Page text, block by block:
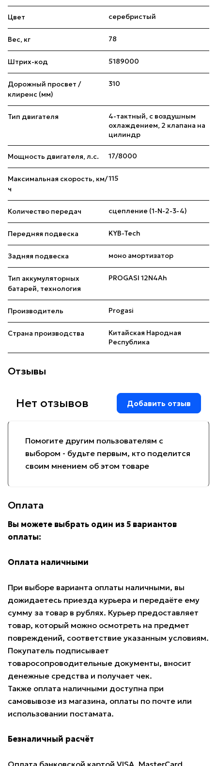
Цвет серебристый
Вес, кг 78
Штрих-код 5189000
Дорожный просвет /
клиренс (мм)
310
Тип двигателя
4-тактный, с воздушным
охлаждением, 2 клапана на
цилиндр
Мощность двигателя, л.с. 17/8000
Максимальная скорость, км/
ч
115
Количество передач сцепление (1-N-2-3-4)
Передняя подвеска KYB-Tech
Задняя подвеска моно амортизатор
Тип аккумуляторных
батарей, технология
PROGASI 12N4Ah
Производитель Progasi
Страна производства
Китайская Народная
Республика
Отзывы
Помогите другим пользователям с
выбором - будьте первым, кто поделится
своим мнением об этом товаре
Нет отзывов Добавить отзыв
Оплата
Вы можете выбрать один из 5 вариантов
оплаты:
Оплата наличными
При выборе варианта оплаты наличными, вы
дожидаетесь приезда курьера и передаёте ему
сумму за товар в рублях. Курьер предоставляет
товар, который можно осмотреть на предмет
повреждений, соответствие указанным условиям.
Покупатель подписывает
товаросопроводительные документы, вносит
денежные средства и получает чек.
Также оплата наличными доступна при
самовывозе из магазина, оплаты по почте или
использовании постамата.
Безналичный расчёт